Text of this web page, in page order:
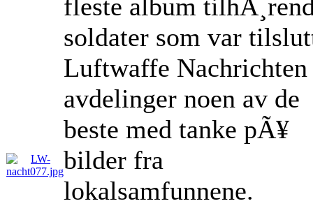
fleste album
soldater som var
Luftwaffe Nachrichten
avdelinger noen av de
beste med tanke pÃ¥
bilder fra
lokalsamfunnene.